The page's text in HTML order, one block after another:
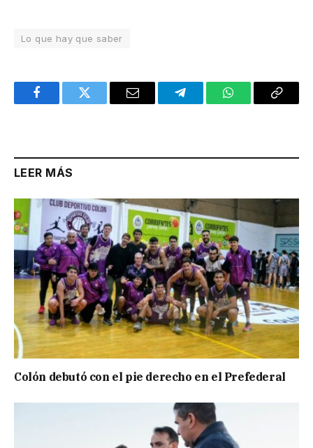
Lo que hay que saber
FacebookTwitter Email TelegramWhatsAppCopy
LEER MÁS
Colón debutó con el pie derecho en el Prefederal